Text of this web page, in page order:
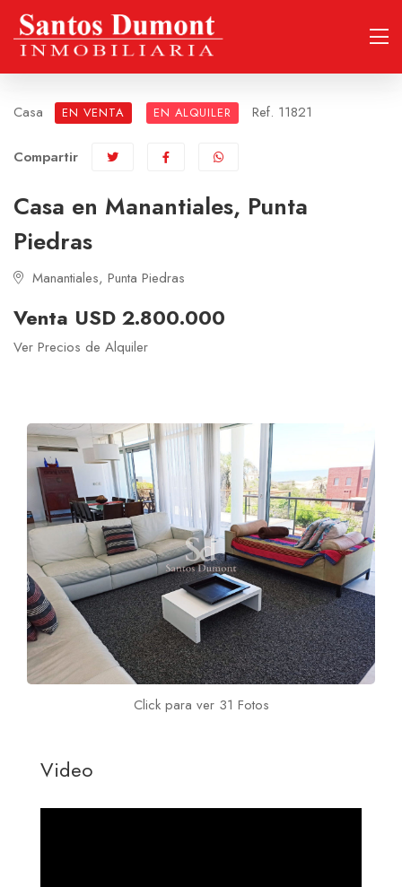
Casa EN VENTA EN ALQUILER Ref. 11821
Compartir
Casa en Manantiales, Punta
Piedras
Manantiales, Punta Piedras
Venta USD 2.800.000
Ver Precios de Alquiler
Click para ver 31 Fotos
Video